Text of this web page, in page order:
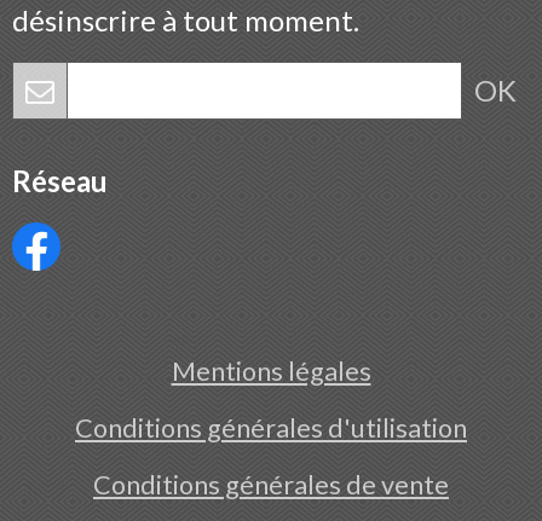
désinscrire à tout moment.
OK
Réseau
Mentions légales
Conditions générales d'utilisation
Conditions générales de vente